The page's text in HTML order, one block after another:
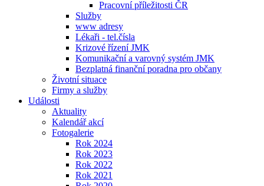
Pracovní příležitosti ČR
Služby
www adresy
Lékaři - tel.čísla
Krizové řízení JMK
Komunikační a varovný systém JMK
Bezplatná finanční poradna pro občany
Životní situace
Firmy a služby
Události
Aktuality
Kalendář akcí
Fotogalerie
Rok 2024
Rok 2023
Rok 2022
Rok 2021